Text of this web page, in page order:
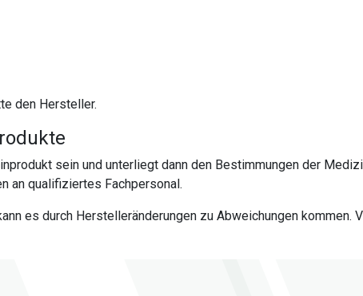
den Hersteller.
sein und unterliegt dann den Bestimmungen der
an qualifiziertes Fachpersonal.
es durch Herstelleränderungen zu Abweichungen